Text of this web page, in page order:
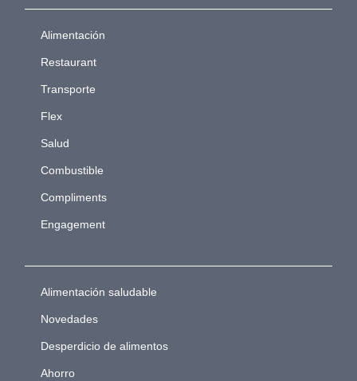
Alimentación
Restaurant
Transporte
Flex
Salud
Combustible
Compliments
Engagement
Alimentación saludable
Novedades
Desperdicio de alimentos
Ahorro